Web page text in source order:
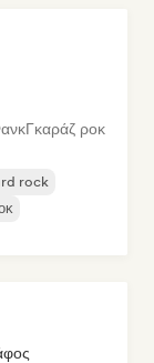
Γκαράζ ροκ
rock